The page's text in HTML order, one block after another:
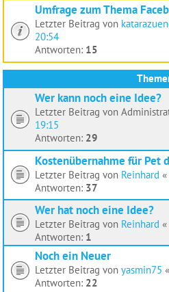
Umfrage zum Thema
Letzter Beitrag von
20:54
Antworten: 15
Wer kann noch eine Idee?
Letzter Beitrag von
19:15
Antworten: 29
Kostenübernahme für Pet
Letzter Beitrag von Reinhard «
Antworten: 37
Wer hat noch eine Idee?
Letzter Beitrag von Reinhard «
Antworten: 1
Noch ein Neuer
Letzter Beitrag von yasmin75 «
Antworten: 22